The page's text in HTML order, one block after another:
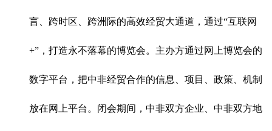
言、跨时区、跨洲际的高效经贸大通道，通过“互联网
+”，打造永不落幕的博览会。主办方通过网上博览会的
数字平台，把中非经贸合作的信息、项目、政策、机制
放在网上平台。闭会期间，中非双方企业、中非双方地